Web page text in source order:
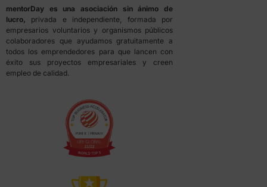
mentorDay es una asociación sin ánimo de
lucro, privada e independiente, formada por
empresarios voluntarios y organismos públicos
colaboradores que ayudamos gratuitamente a
todos los emprendedores para que lancen con
éxito sus proyectos empresariales y creen
empleo de calidad.